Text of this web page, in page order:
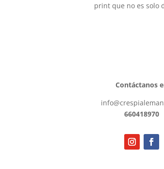
print que no es solo
Contáctanos
660418970